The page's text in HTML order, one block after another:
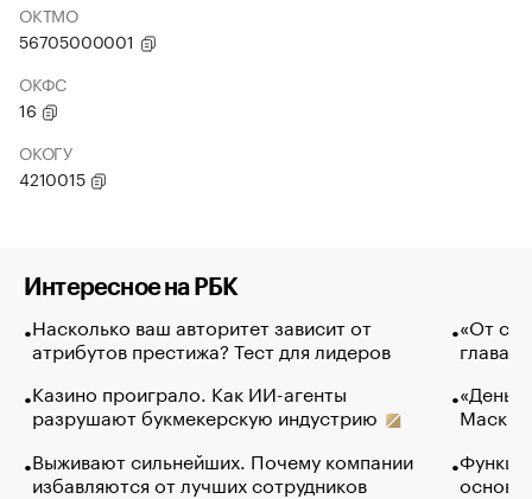
ОКТМО
56705000001
ОКФС
16
ОКОГУ
4210015
Интересное на РБК
Насколько ваш авторитет зависит от
атрибутов престижа? Тест для лидеров
Казино проиграло. Как ИИ-агенты
разрушают букмекерскую индустрию
Выживают сильнейших. Почему компании
избавляются от лучших сотрудников
«От
глава
Маск в
основ